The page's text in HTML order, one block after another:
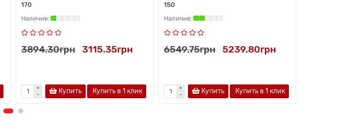
170
3894.30грн 3115.35грн
Купить Купить в 1 клик
150
6549.75грн 5239.80грн
Купить Купить в 1 клик